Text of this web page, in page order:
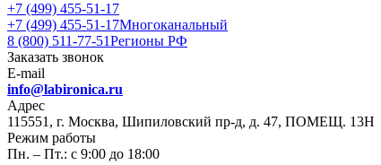
+7 (499) 455-51-17
+7 (499) 455-51-17Многоканальный
8 (800) 511-77-51Регионы РФ
Заказать звонок
E-mail
info@labironica.ru
Адрес
115551, г. Москва, Шипиловский пр-д, д. 47, ПОМЕЩ. 13Н
Режим работы
Пн. – Пт.: с 9:00 до 18:00